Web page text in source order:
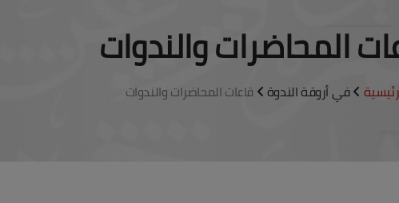
المحاضرات والندوات
في أروقة الندوة قاعات المحاضرات والندوات